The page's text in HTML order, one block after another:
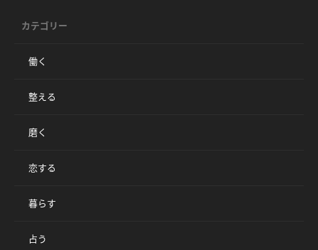
カテゴリー
働く
整える
磨く
恋する
暮らす
占う